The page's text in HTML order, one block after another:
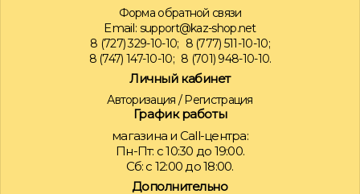
Форма обратной связи
Email: support@kaz-shop.net
8 (727) 329-10-10; 8 (777) 511-10-10;
8 (747) 147-10-10; 8 (701) 948-10-10.
Личный кабинет
Авторизация /Регистрация
График работы
магазина и Call-центра:
Пн-Пт: с 10:30 до 19:00.
Сб: с 12:00 до 18:00.
Дополнительно